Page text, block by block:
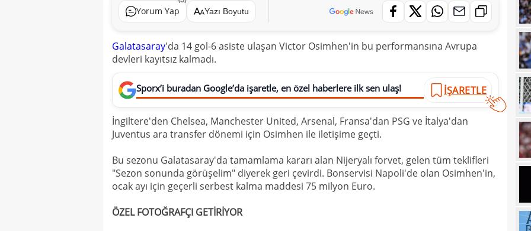
Yorum Yap Yazı Boyutu
Galatasaray'da 14 gol-6 asiste ulaşan Victor Osimhen'in bu performansına Avrupa
devleri kayıtsız kalmadı.
Sporx’i buradan Google’da işaretle, en özel haberlere ilk sen ulaş! İŞARETLE
İngiltere'den Chelsea, Manchester United, Arsenal, Fransa'dan PSG ve İtalya'dan
Juventus ara transfer dönemi için Osimhen ile iletişime geçti.
Bu sezonu Galatasaray'da tamamlama kararı alan Nijeryalı forvet, gelen tüm teklifleri
"Sezon sonunda görüşelim" diyerek geri çevirdi. Bonservisi Napoli'de olan Osimhen'in,
ocak ayı için geçerli serbest kalma maddesi 75 milyon Euro.
ÖZEL FOTOĞRAFÇI GETİRİYOR
İki
etti